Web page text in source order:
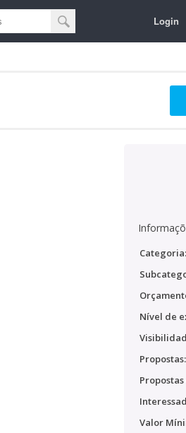
Login
Categoria:
Nível de
Propostas:
Valor